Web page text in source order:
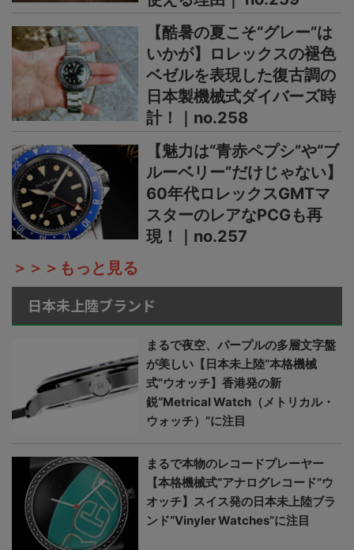
【酷暑の夏こそ“グレー”は
いかが】ロレックスの褪色
ベゼルを表現した復古調の
日本製機械式ダイバーズ時
計！｜no.258
【魅力は“青赤ペプシ”や“ブ
ルーベリー”だけじゃない】
60年代ロレックスGMTマ
スターのレアなPCGも再
現！｜no.257
＞＞＞もっと見る
日本未上陸ブランド
まるで夜空、パープルの多層文字盤
が美しい【日本未上陸“本格機械
式”ウオッチ】香港発の新
鋭“Metrical Watch（メトリカル・
ウォッチ）”に注目
まるで本物のレコードプレーヤー
【本格機械式“アナログレコード”ウ
オッチ】スイス発の日本未上陸ブラ
ンド“Vinyler Watches”に注目